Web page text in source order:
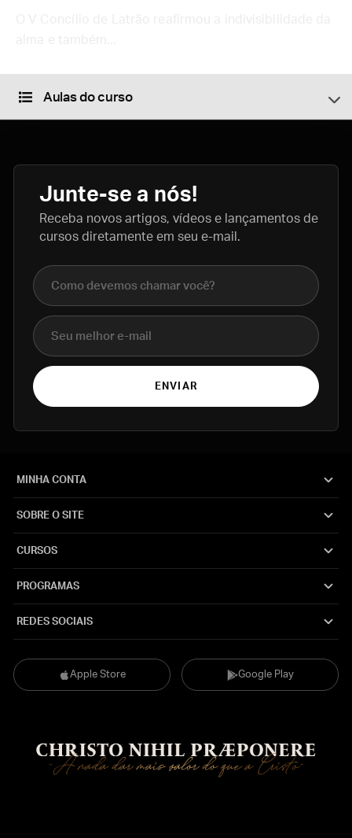
Aulas do curso
Junte-se a nós!
Receba novos artigos, vídeos e lançamentos de
cursos diretamente em seu e-mail.
Nome completo
E-mail
ENVIAR
Apple Store Google Play
MINHA CONTA
SOBRE O SITE
CURSOS
PROGRAMAS
REDES SOCIAIS